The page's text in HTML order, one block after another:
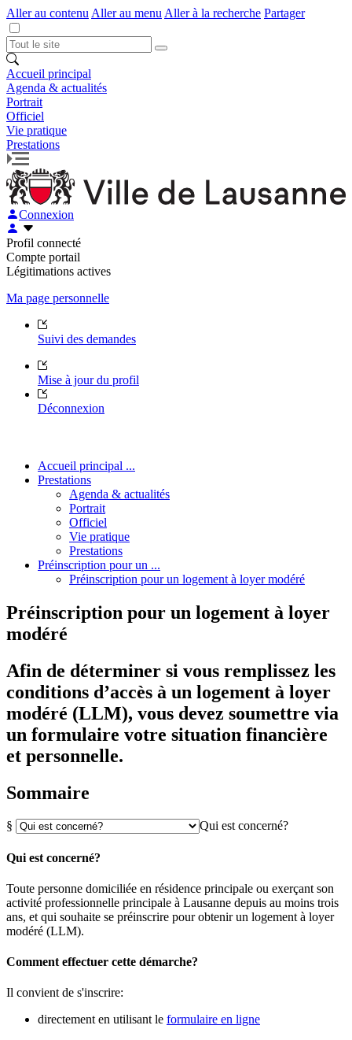
Aller au contenu Aller au menu Aller à la recherche Partager
Accueil principal
Agenda & actualités
Portrait
Officiel
Vie pratique
Prestations
Connexion
Profil connecté
Compte portail
Légitimations actives
Ma page personnelle
Suivi des demandes
Mise à jour du profil
Déconnexion
Accueil principal ...
Prestations
Agenda & actualités
Portrait
Officiel
Vie pratique
Prestations
Préinscription pour un ...
Préinscription pour un logement à loyer modéré
Préinscription pour un logement à loyer
modéré
Afin de déterminer si vous remplissez les
conditions d’accès à un logement à loyer
modéré (LLM), vous devez soumettre via
un formulaire votre situation financière
et personnelle.
Sommaire
§ Qui est concerné?
Qui est concerné?
Toute personne domiciliée en résidence principale ou exerçant son
activité professionnelle principale à Lausanne depuis au moins trois
ans, et qui souhaite se préinscrire pour obtenir un logement à loyer
modéré (LLM).
Comment effectuer cette démarche?
Il convient de s'inscrire:
directement en utilisant le formulaire en ligne